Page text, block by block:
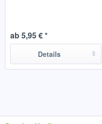
ab 5,95 € *
Details